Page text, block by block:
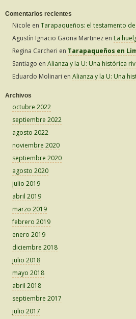
Comentarios recientes
Nicole en Tarapaqueños: el testamento
Agustín Ignacio Gaona Martinez en La
Regina Carcheri en Tarapaqueños en
Santiago en Alianza y la U: Una histórica
Eduardo Molinari en Alianza y la U: Una
Archivos
octubre 2022
septiembre 2022
agosto 2022
noviembre 2020
septiembre 2020
agosto 2020
julio 2019
abril 2019
marzo 2019
febrero 2019
enero 2019
diciembre 2018
julio 2018
mayo 2018
abril 2018
septiembre 2017
julio 2017